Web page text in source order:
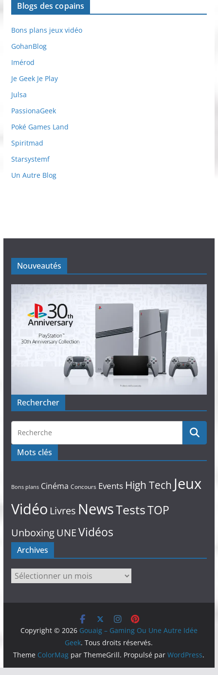
Blogs des copains
Bons plans jeux vidéo
GohanBlog
Imérod
Je Geek Je Play
Julsa
PassionaGeek
Poké Games Land
Spiritmad
Starsystemf
Un Autre Blog
Nouveautés
Rechercher
Mots clés
Bons plans Cinéma Concours Events High Tech Jeux
Vidéo Livres NewsTestsTOP
UnboxingUNEVidéos
Archives
Archives
Copyright © 2026 Gouaig – Gaming Ou Une Autre Idée
Geek. Tous droits réservés.
Theme ColorMag par ThemeGrill. Propulsé parWordPress.